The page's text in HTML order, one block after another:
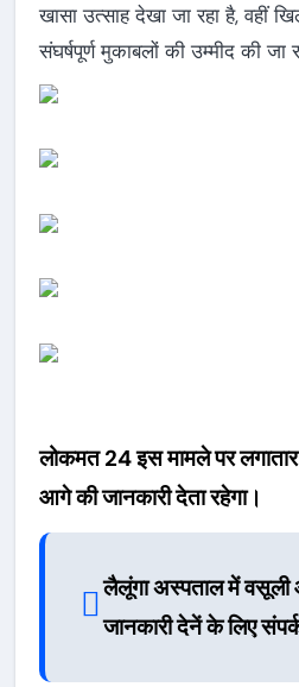
खासा उत्साह देखा जा रहा है, वहीं
संघर्षपूर्ण मुकाबलों की उम्मीद की जा
लोकमत 24 इस मामले पर
आगे की जानकारी देता रहेगा।
लैलूंगा अस्पताल में वसूली
जानकारी देनें के लिए